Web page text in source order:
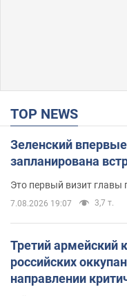
TOP NEWS
Зеленский
запланирована
Это первый визит главы
7.08.2026 19:07 3,7 т.
Третий армейский
российских
направлении